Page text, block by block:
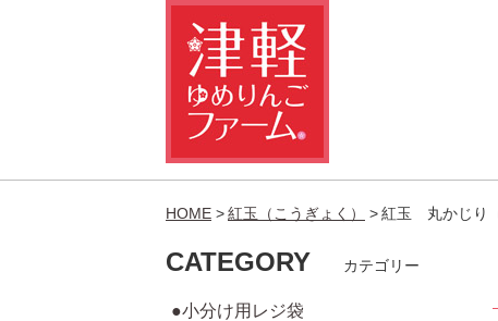
HOME 紅玉（こうぎょく） 紅玉 丸かじり
CATEGORY カテゴリー
●小分け用レジ袋